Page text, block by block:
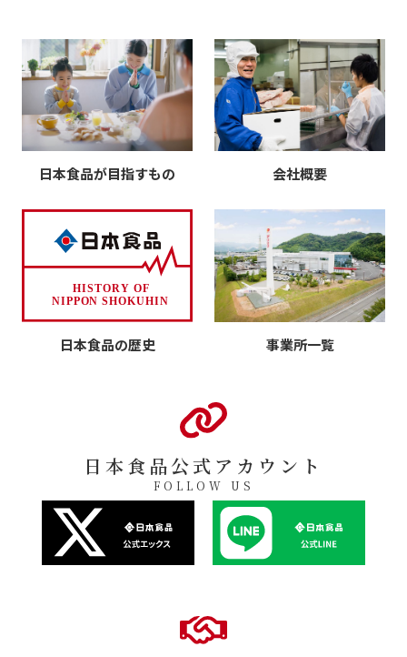
日本食品が目指すもの 会社概要
日本食品の歴史 事業所一覧
日本食品公式アカウント
FOLLOW US